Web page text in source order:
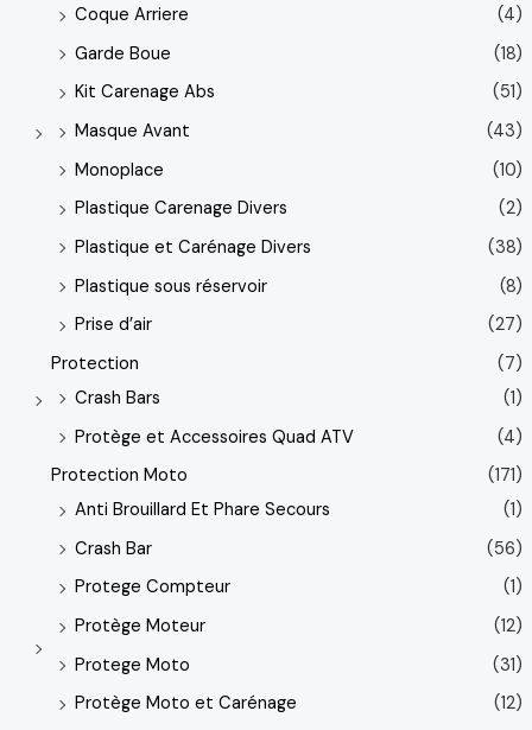
Coque Arriere
(4)
Garde Boue
(18)
Kit Carenage Abs
(51)
Masque Avant
(43)
Monoplace
(10)
Plastique Carenage Divers
(2)
Plastique et Carénage Divers
(38)
Plastique sous réservoir
(8)
Prise d’air
(27)
Protection
(7)
Crash Bars
(1)
Protège et Accessoires Quad ATV
(4)
Protection Moto
(171)
Anti Brouillard Et Phare Secours
(1)
Crash Bar
(56)
Protege Compteur
(1)
Protège Moteur
(12)
Protege Moto
(31)
Protège Moto et Carénage
(12)